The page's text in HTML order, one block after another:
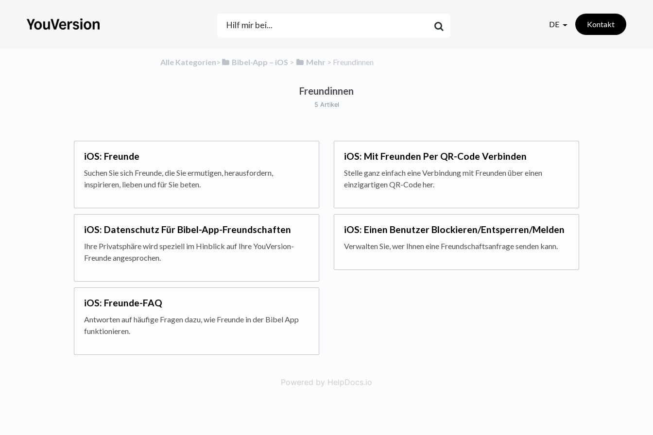
DE Kontakt
Alle Kategorien​>​ ​Bibel-App – iOS ​ > ​ ​Mehr ​ > ​ ​Freundinnen
Freundinnen
5 Artikel
iOS: Freunde
Suchen Sie sich Freunde, die Sie ermutigen, herausfordern,
inspirieren, lieben und für Sie beten.
iOS: Mit Freunden Per QR-Code Verbinden
Stelle ganz einfach eine Verbindung mit Freunden über einen
einzigartigen QR-Code her.
iOS: Datenschutz Für Bibel-App-Freundschaften
Ihre Privatsphäre wird speziell im Hinblick auf Ihre YouVersion-
Freunde angesprochen.
iOS: Einen Benutzer Blockieren/Entsperren/Melden
Verwalten Sie, wer Ihnen eine Freundschaftsanfrage senden kann.
iOS: Freunde-FAQ
Antworten auf häufige Fragen dazu, wie Freunde in der Bibel App
funktionieren.
Powered by HelpDocs.io